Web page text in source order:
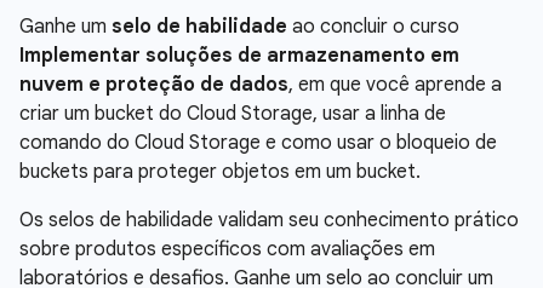
Ganhe um selo de habilidade ao concluir o curso
Implementar soluções de armazenamento em
nuvem e proteção de dados, em que você aprende a
criar um bucket do Cloud Storage, usar a linha de
comando do Cloud Storage e como usar o bloqueio de
buckets para proteger objetos em um bucket.
Os selos de habilidade validam seu conhecimento prático
sobre produtos específicos com avaliações em
laboratórios e desafios. Ganhe um selo ao concluir um